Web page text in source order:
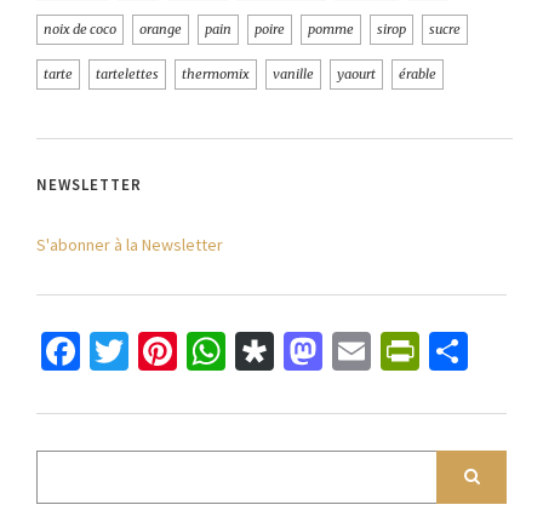
noix de coco orange pain poire pomme sirop sucre
tarte tartelettes thermomix vanille yaourt érable
NEWSLETTER
S'abonner à la Newsletter
Facebook
Twitter
Pinterest
WhatsApp
Diaspora
Mastodon
Email